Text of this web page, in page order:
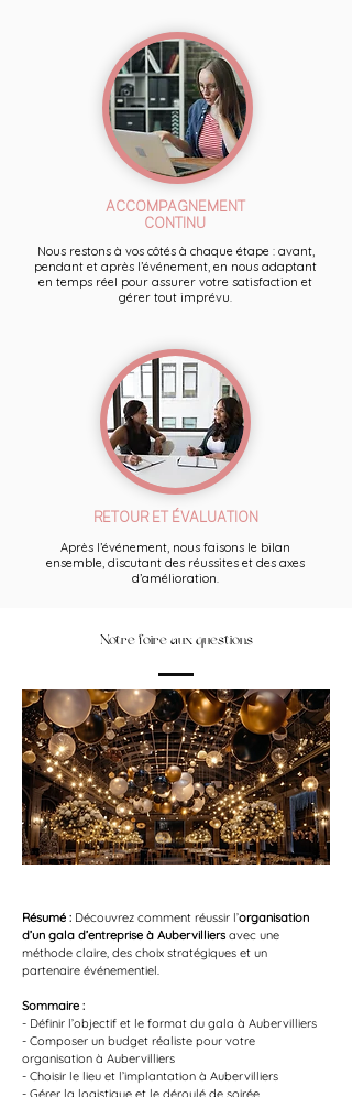
ACCOMPAGNEMENT
CONTINU
Nous restons à vos côtés à chaque étape : avant,
pendant et après l’événement, en nous adaptant
en temps réel pour assurer votre satisfaction et
gérer tout imprévu.
RETOUR ET ÉVALUATION
Après l’événement, nous faisons le bilan
ensemble, discutant des réussites et des axes
d’amélioration.
Notre foire aux questions
Résumé : Découvrez comment réussir l’organisation
d’un gala d’entreprise à Aubervilliers avec une
méthode claire, des choix stratégiques et un
partenaire événementiel.
Sommaire :
- Définir l’objectif et le format du gala à Aubervilliers
- Composer un budget réaliste pour votre
organisation à Aubervilliers
- Choisir le lieu et l’implantation à Aubervilliers
- Gérer la logistique et le déroulé de soirée